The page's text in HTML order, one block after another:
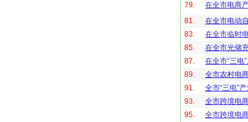
79.
在全市电商
81.
在全市电动
83.
在全市临时
85.
在全市光储
87.
在全市“三电
89.
全市农村电
91.
全市“三电”
93.
全市跨境电
95.
全市跨境电